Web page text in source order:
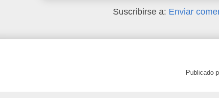
Suscribirse a: Enviar
Publicado